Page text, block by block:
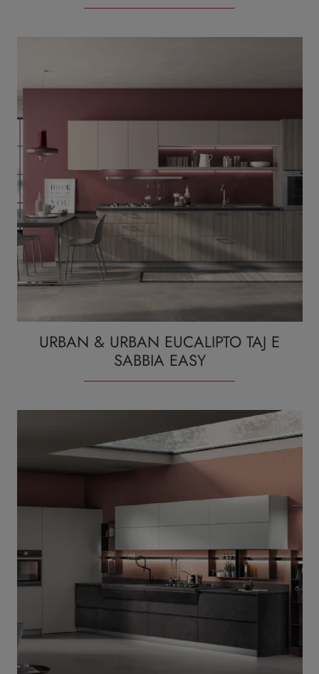
URBAN & URBAN EUCALIPTO TAJ E
SABBIA EASY